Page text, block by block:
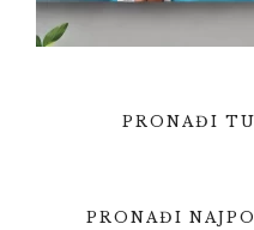
PRONAĐI
PRONAĐI